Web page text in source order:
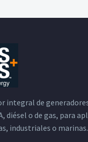
integral de
diésel o de gas, para
industriales o marinas.